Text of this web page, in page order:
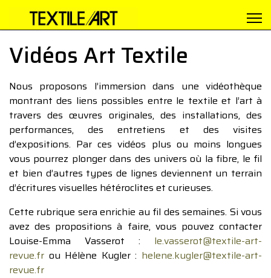
Vidéos Art Textile
Nous proposons l’immersion dans une vidéothèque
montrant des liens possibles entre le textile et l’art à
travers des œuvres originales, des installations, des
performances, des entretiens et des visites
d’expositions. Par ces vidéos plus ou moins longues
vous pourrez plonger dans des univers où la fibre, le fil
et bien d’autres types de lignes deviennent un terrain
d’écritures visuelles hétéroclites et curieuses.
Cette rubrique sera enrichie au fil des semaines. Si vous
avez des propositions à faire, vous pouvez contacter
Louise-Emma Vasserot : le.vasserot@textile-art-
revue.fr ou Hélène Kugler : helene.kugler@textile-art-
revue.fr